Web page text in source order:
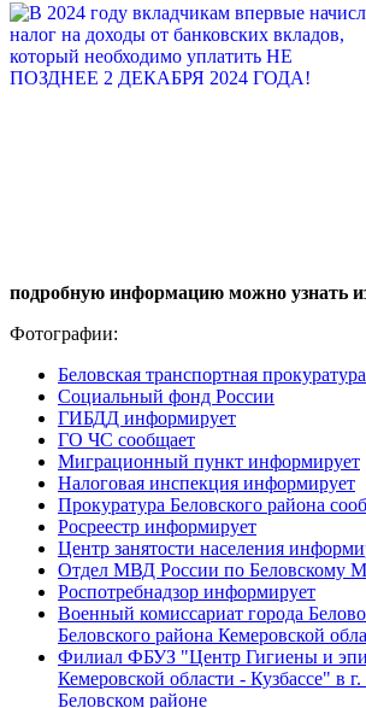
подробную информацию можно узнать
Фотографии:
Беловская транспортная
Социальный фонд России
ГИБДД информирует
ГО ЧС сообщает
Миграционный пункт информирует
Налоговая инспекция информирует
Прокуратура Беловского района
Росреестр информирует
Центр занятости населения
Отдел МВД России по Беловскому
Роспотребнадзор информирует
Военный комиссариат города
Беловского района Кемеровской
Филиал ФБУЗ "Центр Гигиены и
Кемеровской области - Кузбассе" в
Беловском районе